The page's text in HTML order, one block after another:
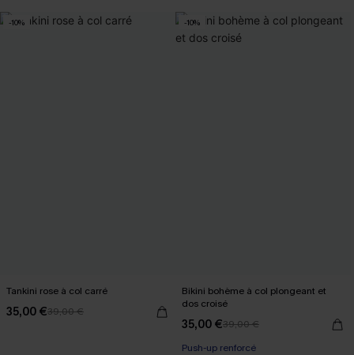
-10%
Tankini rose à col carré
35,00 €39,00 €
-10%
Bikini bohème à col plongeant et
dos croisé
35,00 €39,00 €
Push-up renforcé